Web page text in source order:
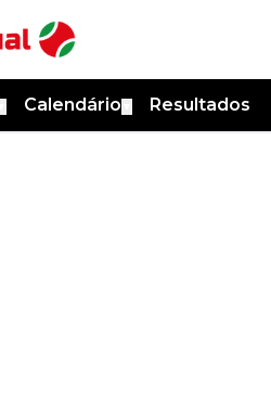
Calendário Resultados